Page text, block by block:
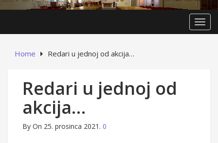
Home Redari u jednoj od akcija…
Redari u jednoj od
akcija…
By On 25. prosinca 2021. 0